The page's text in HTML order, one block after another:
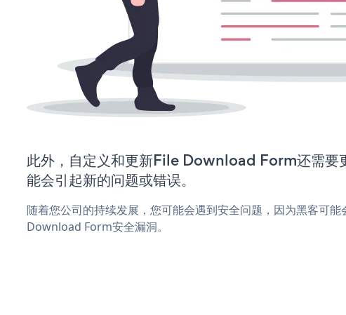
此外，自定义和更新File Download Form还需要
能会引起新的问题或错误。
随着您公司的持续发展，您可能会遇到安全问题，因为黑客可能
Download Form安全漏洞。